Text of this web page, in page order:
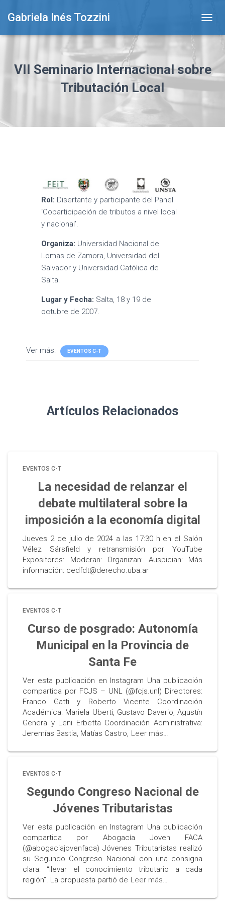
Gabriela Inés Tozzini
O
E
A
VII Seminario Internacional sobre
Tributación Local
Rol: Disertante y participante del Panel
‘Coparticipación de tributos a nivel local
y nacional’.
Organiza: Universidad Nacional de
Lomas de Zamora, Universidad del
Salvador y Universidad Católica de
Salta.
Lugar y Fecha: Salta, 18 y 19 de
octubre de 2007.
Ver más: EVENTOS C-T
Artículos Relacionados
EVENTOS C-T
La necesidad de relanzar el
debate multilateral sobre la
imposición a la economía digital
Jueves 2 de julio de 2024 a las 17:30 h en el Salón
Vélez Sársfield y retransmisión por YouTube
Expositores: Moderan: Organizan: Auspician: Más
información: cedfdt@derecho.uba.ar
EVENTOS C-T
Curso de posgrado: Autonomía
Municipal en la Provincia de
Santa Fe
Ver esta publicación en Instagram Una publicación
compartida por FCJS – UNL (@fcjs.unl) Directores:
Franco Gatti y Roberto Vicente Coordinación
Académica: Mariela Uberti, Gustavo Daverio, Agustín
Genera y Leni Erbetta Coordinación Administrativa:
Jeremías Bastia, Matías Castro, Leer más…
EVENTOS C-T
Segundo Congreso Nacional de
Jóvenes Tributaristas
Ver esta publicación en Instagram Una publicación
compartida por Abogacía Joven FACA
(@abogaciajovenfaca) Jóvenes Tributaristas realizó
su Segundo Congreso Nacional con una consigna
clara: “llevar el conocimiento tributario a cada
región”. La propuesta partió de Leer más…